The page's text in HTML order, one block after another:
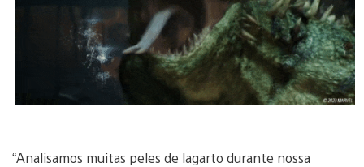
“Analisamos muitas peles de lagarto durante nossa